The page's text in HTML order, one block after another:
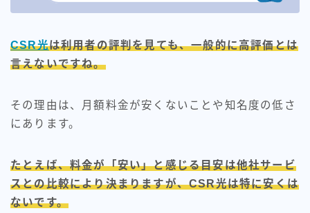
CSR光は利用者の評判を見ても、一般的に高評価とは
言えないですね。
その理由は、月額料金が安くないことや知名度の低さ
にあります。
たとえば、料金が「安い」と感じる目安は他社サービ
スとの比較により決まりますが、CSR光は特に安くは
ないです。